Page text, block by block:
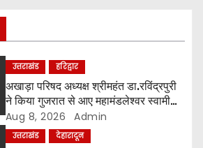
उत्तराखंड हरिद्वार
अखाड़ा परिषद अध्यक्ष श्रीमहंत डा.रविंद्रपुरी
ने किया गुजरात से आए महामंडलेश्वर स्वामी
कुर्षी पुरी और भक्तों का स्वागत
Aug 8, 2026 Admin
उत्तराखंड देहारादून